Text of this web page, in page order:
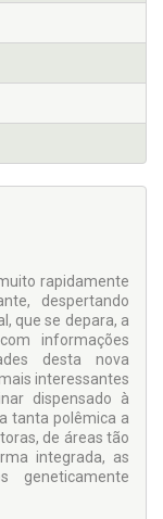
rapidamente
despertando
que se depara, a
informações
desta nova
interessantes
dispensado à
tanta polêmica a
de áreas tão
integrada, as
geneticamente